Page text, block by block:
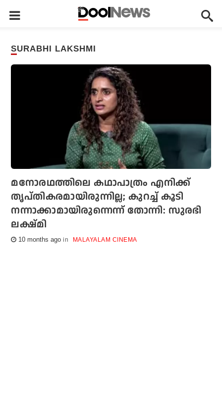
SURABHI LAKSHMI
മനോരഥത്തിലെ കഥാപാത്രം എനിക്ക്
തൃപ്തികരമായിരുന്നില്ല; കുറച്ച് കൂടി
നന്നാക്കാമായിരുന്നെന്ന് തോന്നി: സുരഭി
ലക്ഷ്മി
10 months ago MALAYALAM CINEMA